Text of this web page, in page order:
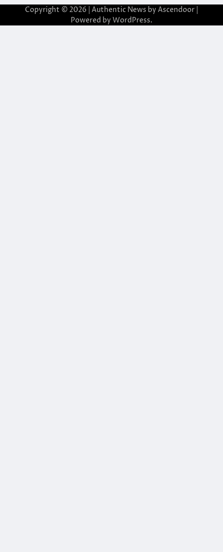
Copyright © 2026 | Authentic News by Ascendoor
Powered by WordPress.